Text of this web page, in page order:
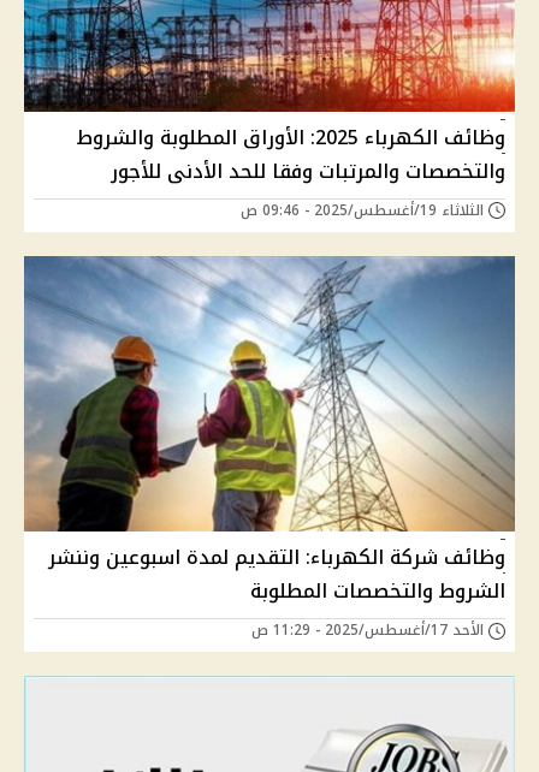
وظائف الكهرباء 2025: الأوراق المطلوبة والشروط
والتخصصات والمرتبات وفقا للحد الأدنى للأجور
الثلاثاء 19/أغسطس/2025 - 09:46 ص
وظائف شركة الكهرباء: التقديم لمدة اسبوعين وننشر
الشروط والتخصصات المطلوبة
الأحد 17/أغسطس/2025 - 11:29 ص